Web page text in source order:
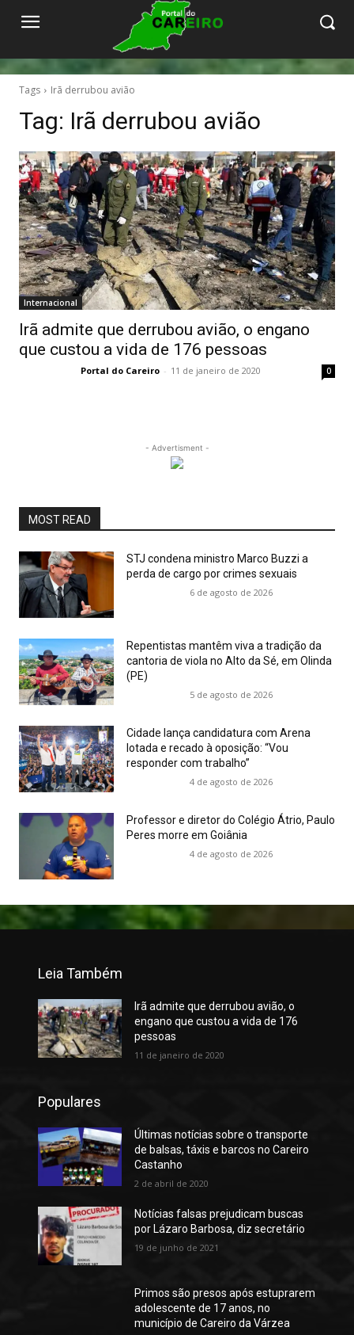
Tags Irã derrubou avião
Tag: Irã derrubou avião
Internacional
Irã admite que derrubou avião, o engano
que custou a vida de 176 pessoas
Portal do Careiro - 11 de janeiro de 2020 0
- Advertisment -
MOST READ
STJ condena ministro Marco Buzzi a
perda de cargo por crimes sexuais
6 de agosto de 2026
Repentistas mantêm viva a tradição da
cantoria de viola no Alto da Sé, em Olinda
(PE)
5 de agosto de 2026
Cidade lança candidatura com Arena
lotada e recado à oposição: “Vou
responder com trabalho”
4 de agosto de 2026
Professor e diretor do Colégio Átrio, Paulo
Peres morre em Goiânia
4 de agosto de 2026
Leia Também
Irã admite que derrubou avião, o
engano que custou a vida de 176
pessoas
11 de janeiro de 2020
Populares
Últimas notícias sobre o transporte
de balsas, táxis e barcos no Careiro
Castanho
2 de abril de 2020
Notícias falsas prejudicam buscas
por Lázaro Barbosa, diz secretário
19 de junho de 2021
Primos são presos após estuprarem
adolescente de 17 anos, no
município de Careiro da Várzea